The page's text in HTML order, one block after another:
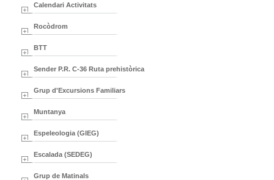
Calendari Activitats
Rocòdrom
BTT
Sender P.R. C-36 Ruta prehistòrica
Grup d'Excursions Familiars
Muntanya
Espeleologia (GIEG)
Escalada (SEDEG)
Grup de Matinals